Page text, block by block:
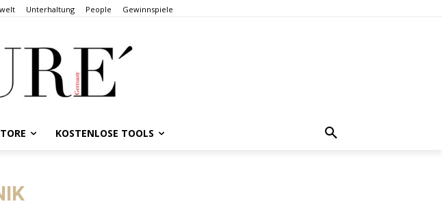
Unterhaltung People Gewinnspiele
KOSTENLOSE TOOLS